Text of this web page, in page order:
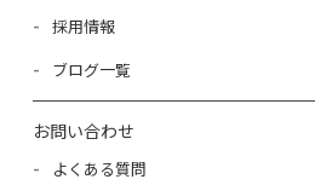
採用情報
ブログ一覧
お問い合わせ
よくある質問